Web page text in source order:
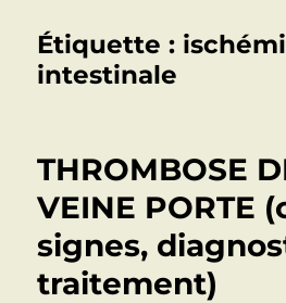
Étiquette :
intestinale
THROMBOSE
VEINE PORTE
signes,
traitement)